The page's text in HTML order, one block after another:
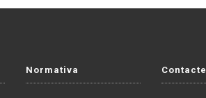
Normativa Contacte